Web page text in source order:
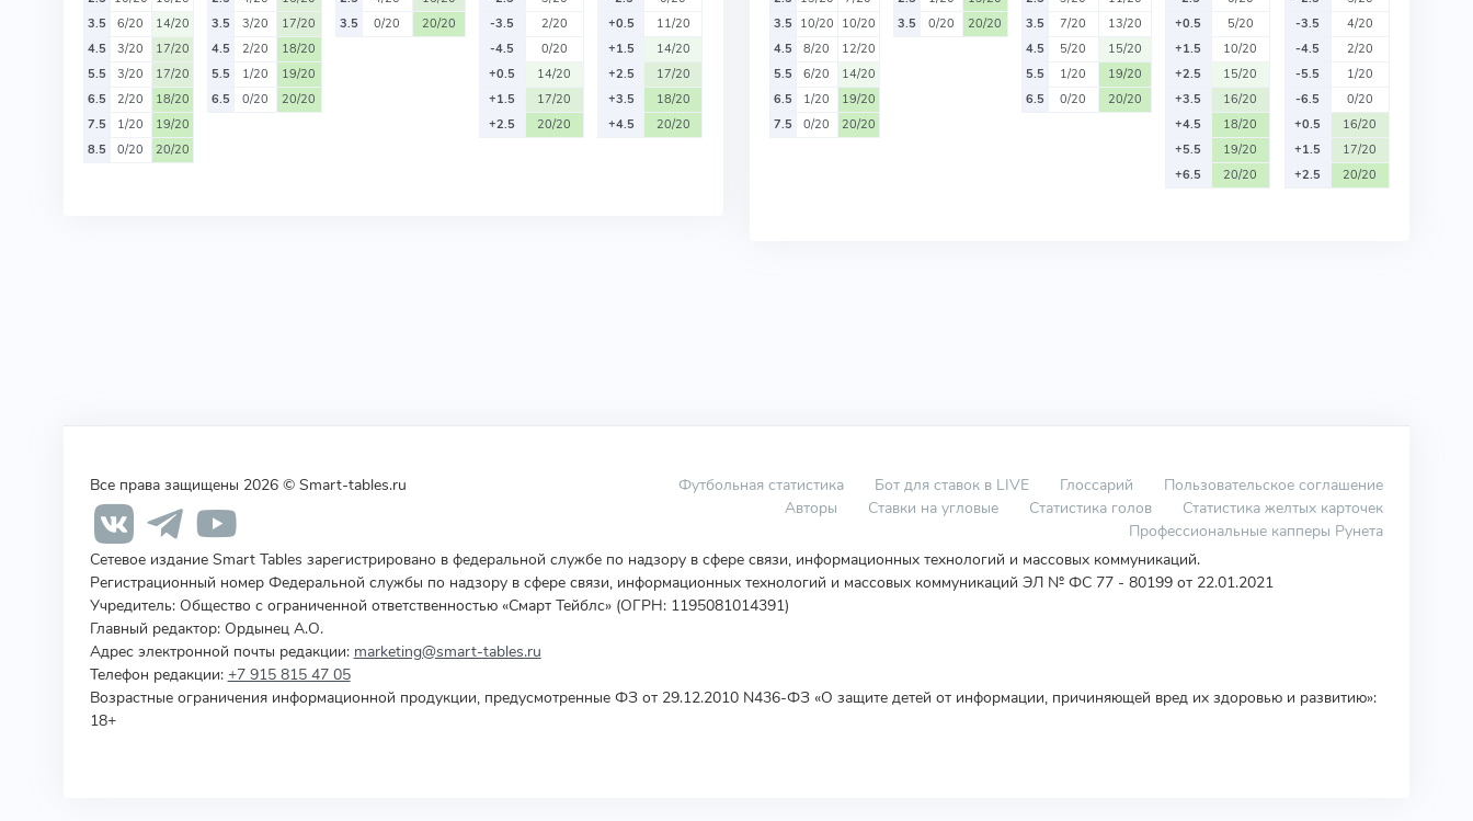
3.5
6/20
14/20
4.5
3/20
17/20
5.5
3/20
17/20
6.5
2/20
18/20
7.5
1/20
19/20
8.5
0/20 20/20
3.5
3/20
17/20
4.5
2/20
18/20
5.5
1/20
19/20
6.5
0/20 20/20
3.5
0/20 20/20
-3.5
2/20
-4.5
0/20
+0.5
14/20
+1.5
17/20
+2.5
20/20
+0.5
11/20
+1.5
14/20
+2.5
17/20
+3.5
18/20
+4.5
20/20
3.5 10/20 10/20
4.5
8/20
12/20
5.5
6/20
14/20
6.5
1/20
19/20
7.5
0/20 20/20
3.5
0/20 20/20
3.5
7/20
13/20
4.5
5/20
15/20
5.5
1/20
19/20
6.5
0/20 20/20
+0.5
5/20
+1.5
10/20
+2.5
15/20
+3.5
16/20
+4.5
18/20
+5.5
19/20
+6.5
20/20
-3.5
4/20
-4.5
2/20
-5.5
1/20
-6.5
0/20
+0.5
16/20
+1.5
17/20
+2.5
20/20
Все права защищены 2026 © Smart-tables.ru Футбольная статистика Бот для ставок в LIVE Глоссарий
Пользовательское соглашение
Авторы
Ставки на угловые Статистика голов
Статистика желтых карточек
Профессиональные капперы Рунета
Сетевое издание Smart Tables зарегистрировано в федеральной службе по надзору в сфере связи, информационных технологий и массовых коммуникаций.
Регистрационный номер Федеральной службы по надзору в сфере связи, информационных технологий и массовых коммуникаций ЭЛ № ФС 77 - 80199 от 22.01.2021
Учредитель: Общество с ограниченной ответственностью «Смарт Тейблс» (ОГРН: 1195081014391)
Главный редактор: Ордынец А.О.
Адрес электронной почты редакции: marketing@smart-tables.ru
Телефон редакции: +7 915 815 47 05
Возрастные ограничения информационной продукции, предусмотренные ФЗ от 29.12.2010 N436-ФЗ «О защите детей от информации, причиняющей вред их здоровью и развитию»:
18+